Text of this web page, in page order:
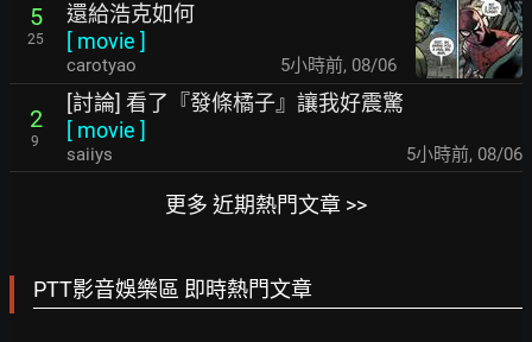
5
25
還給浩克如何
[ movie ]
carotyao 5小時前, 08/06
2
9
[討論] 看了『發條橘子』讓我好震驚
[ movie ]
saiiys 5小時前, 08/06
更多 近期熱門文章 >>
PTT影音娛樂區 即時熱門文章